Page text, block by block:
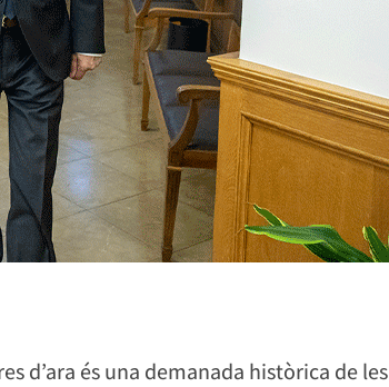
d’ara és una demanada històrica de les